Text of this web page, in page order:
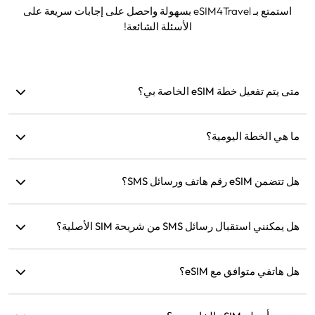
استمتع بـ eSIM4Travel بسهولة واحصل على إجابات سريعة على
الأسئلة الشائعة!
متى يتم تفعيل خطة eSIM الخاصة بي؟
السفر.
ما هي الخطة اليومية؟
الساعة 9 صباحًا في اليوم التالي. إذا استنفدت البيانات اليومية،هل تتضمن eSIM رقم هاتف ورسائل SMS؟
WhatsApp للتواصل.
هل يمكنني استقبال رسائل SMS من شريحة SIM الأصلية؟
الوقت لاستقبال الرسائل النصية مثل إشعارات بطاقات الائتمان
هل هاتفي متوافق مع eSIM؟